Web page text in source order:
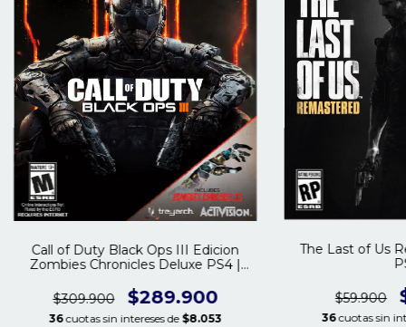
Call of Duty Black Ops III Edicion
Zombies Chronicles Deluxe PS4 |
$309.900
$289.900
36 cuotas sin intereses de $8.053
The Last of Us
$59.900
36 cuotas sin